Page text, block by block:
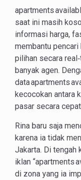
apartments
saat ini masih
informasi harga,
membantu
pilihan secara
banyak agen.
data apartments
kecocokan antara
pasar secara
Rina baru saja
karena ia tidak
Jakarta. Di tengah
iklan “apartments
di zona yang ia